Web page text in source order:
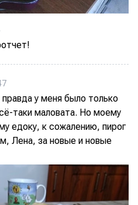
правда у меня было только
таки маловата. Но моему
едоку, к сожалению, пирог
Лена, за новые и новые